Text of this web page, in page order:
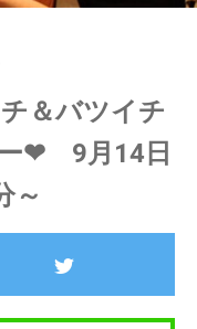
＆バツイチ
ー❤ 9月14日
～